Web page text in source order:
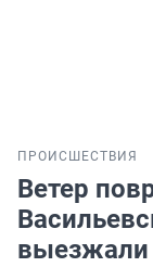
ПРОИСШЕСТВИЯ
Ветер
выезжали